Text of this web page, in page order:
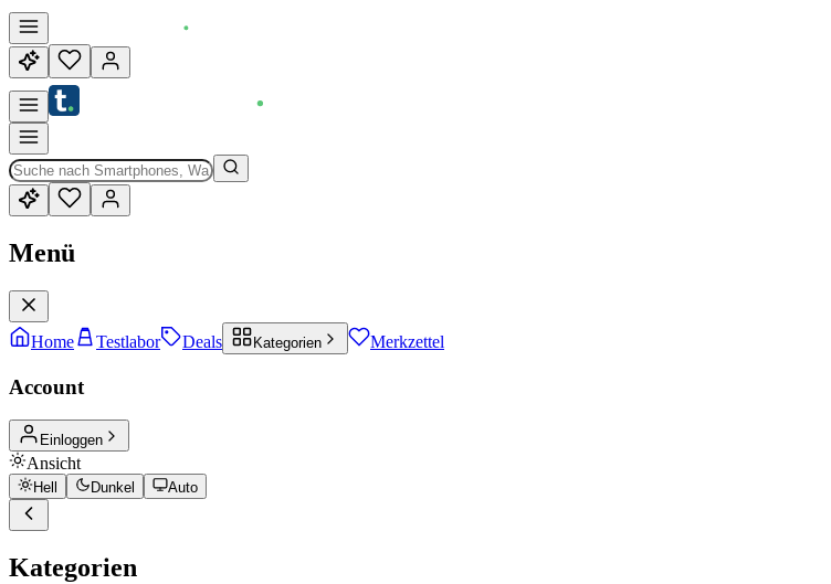
Menü
Home Testlabor Deals Kategorien Merkzettel
Account
Einloggen
Ansicht
Hell Dunkel Auto
Kategorien